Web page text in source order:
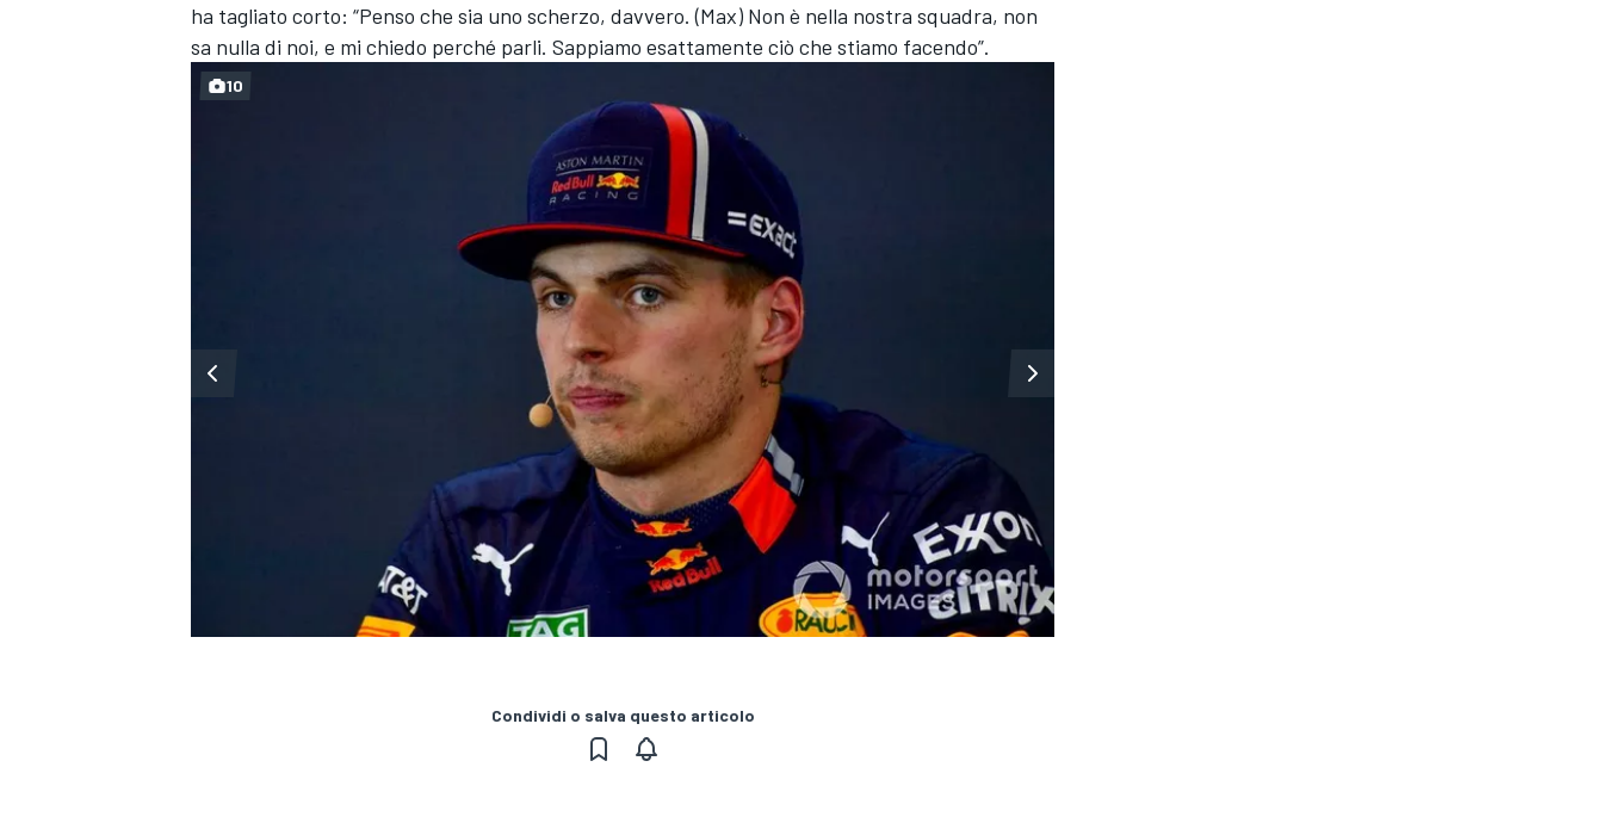
ha tagliato corto: “Penso che sia uno scherzo, davvero. (Max) Non è nella nostra squadra, non
sa nulla di noi, e mi chiedo perché parli. Sappiamo esattamente ciò che stiamo facendo”.
10
Condividi o salva questo articolo